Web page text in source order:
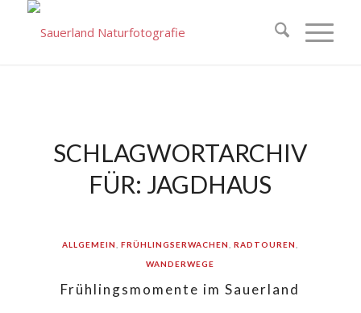
SCHLAGWORTARCHIV
FÜR: JAGDHAUS
ALLGEMEIN ,FRÜHLINGSERWACHEN ,RADTOUREN
WANDERWEGE
Frühlingsmomente im Sauerland